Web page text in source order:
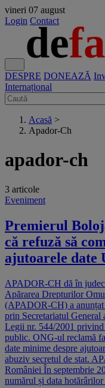
vineri 07 august
Login Contact
DESPRE DONEAZĂ
Internațional
Acasă >
Apador-Ch
apador-ch
3 articole
Eveniment
Premierul
că refuză să
ajutoarele date
APADOR-CH dă în
Apărarea Drepturilor
(APADOR-CH) a anunțat
prin Secretariatul
Legii nr. 544/2001
public. ONG-ul reclamă
date minime despre
abuziv secretul de stat.
României În septembrie
numărul și data